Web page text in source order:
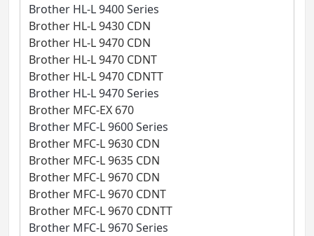
Brother HL-L 9400 Series
Brother HL-L 9430 CDN
Brother HL-L 9470 CDN
Brother HL-L 9470 CDNT
Brother HL-L 9470 CDNTT
Brother HL-L 9470 Series
Brother MFC-EX 670
Brother MFC-L 9600 Series
Brother MFC-L 9630 CDN
Brother MFC-L 9635 CDN
Brother MFC-L 9670 CDN
Brother MFC-L 9670 CDNT
Brother MFC-L 9670 CDNTT
Brother MFC-L 9670 Series